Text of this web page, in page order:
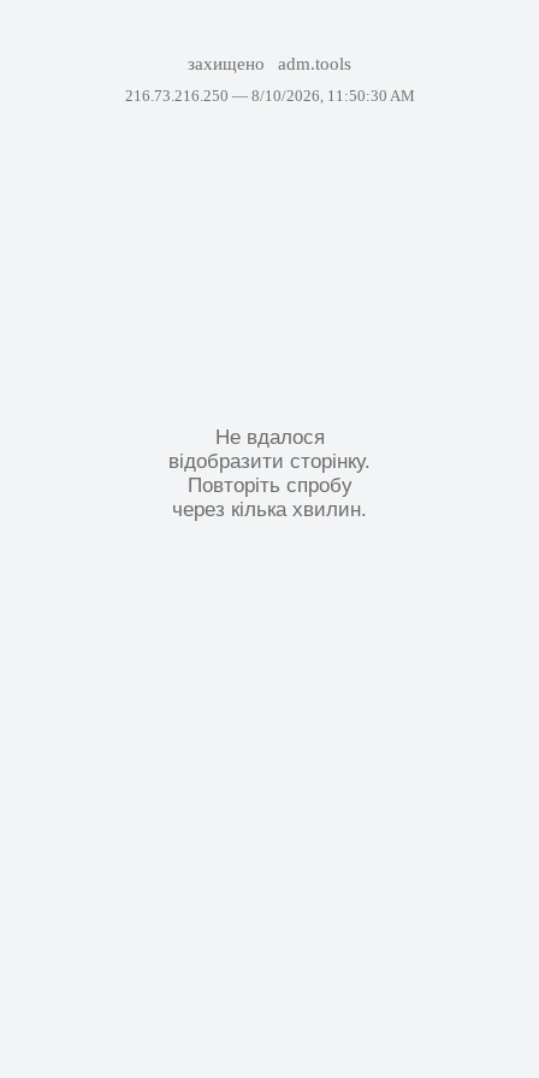
захищено adm.tools
216.73.216.250 — 8/10/2026, 11:50:30 AM
Не вдалося
відобразити сторінку.
Повторіть спробу
через кілька хвилин.